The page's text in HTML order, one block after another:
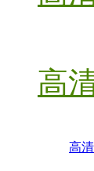
高
高